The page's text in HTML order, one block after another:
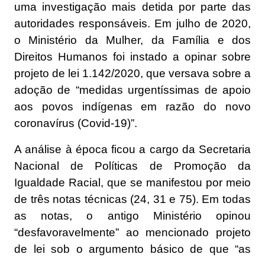
uma investigação mais detida por parte das
autoridades responsáveis. Em julho de 2020,
o Ministério da Mulher, da Família e dos
Direitos Humanos foi instado a opinar sobre
projeto de lei 1.142/2020, que versava sobre a
adoção de “medidas urgentíssimas de apoio
aos povos indígenas em razão do novo
coronavírus (Covid-19)”.
A análise à época ficou a cargo da Secretaria
Nacional de Políticas de Promoção da
Igualdade Racial, que se manifestou por meio
de três notas técnicas (24, 31 e 75). Em todas
as notas, o antigo Ministério opinou
“desfavoravelmente” ao mencionado projeto
de lei sob o argumento básico de que “as